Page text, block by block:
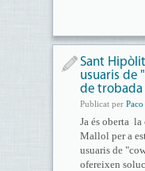
Sant
usuaris de
de trobada
Publicat per
Ja és oberta la
Mallol per a
usuaris de
ofereixen